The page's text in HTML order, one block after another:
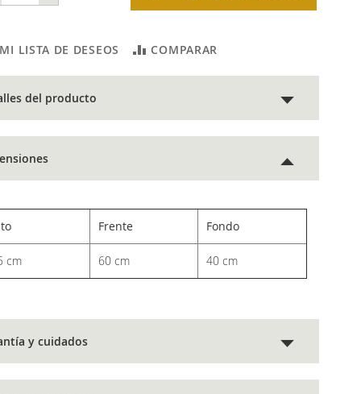
LISTA DE DESEOS COMPARAR
del producto
Frente Fondo
cm 60 cm 40 cm
y cuidados